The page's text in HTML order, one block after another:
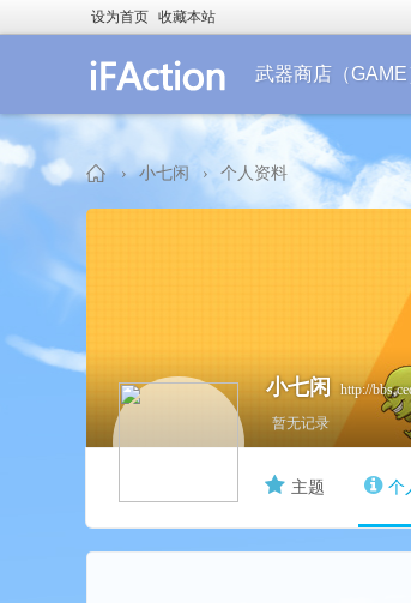
设为首页 收藏本站
武器商店（GAME
› 小七闲 › 个人资料
小七闲
http://
暂无记录
主题 个